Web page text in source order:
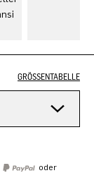
GRÖSSENTABELLE
oder